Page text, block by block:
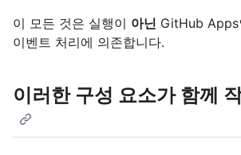
이 모든 것은 실행이 아닌 GitHub Apps
이벤트 처리에 의존합니다.
이러한 구성 요소가 함께